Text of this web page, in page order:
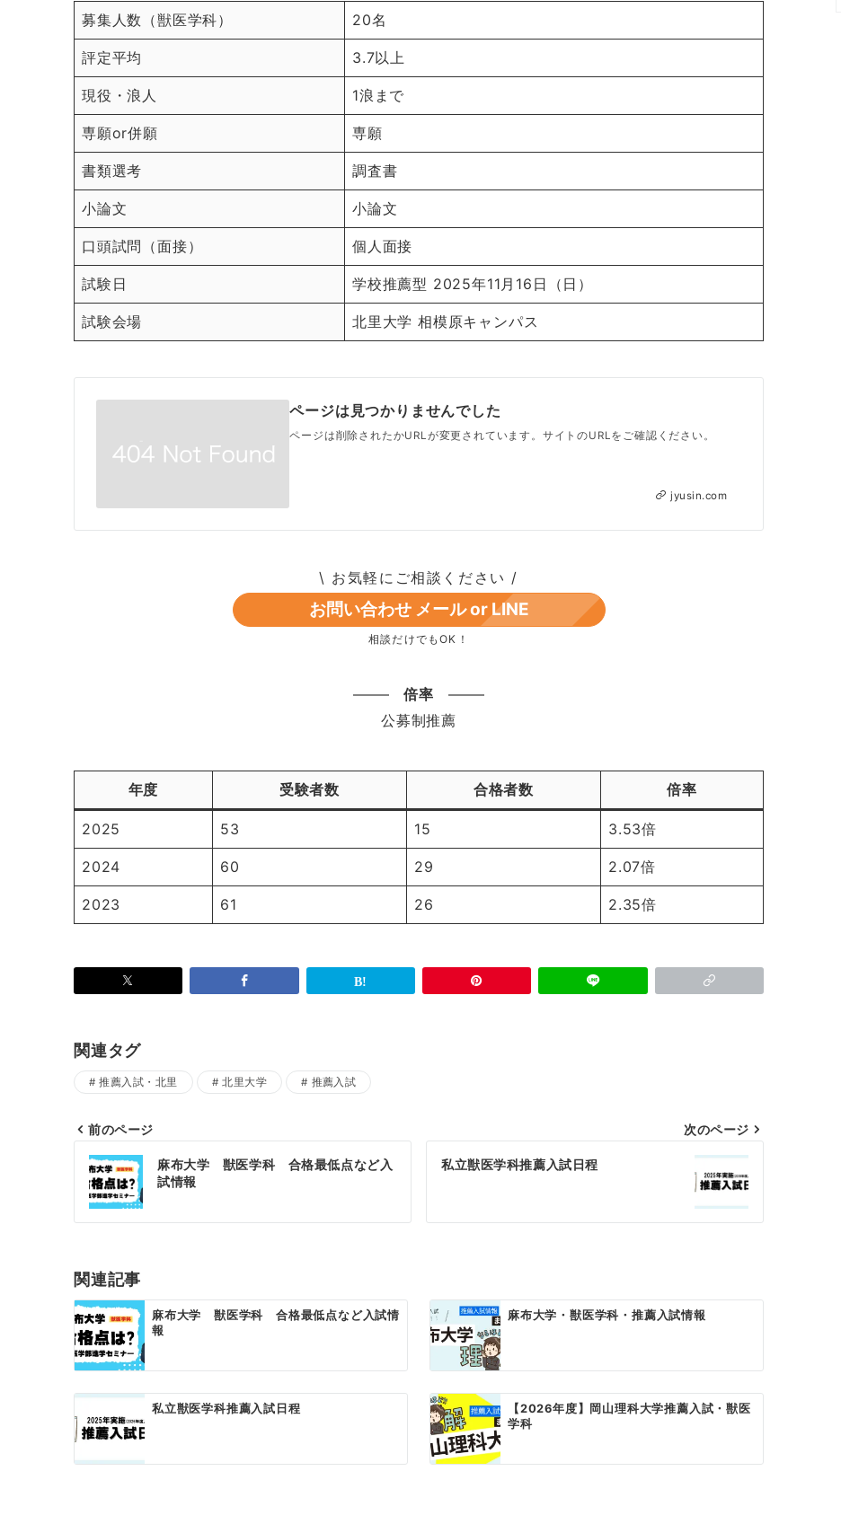
募集人数（獣医学科） 20名
評定平均 3.7以上
現役・浪人 1浪まで
専願or併願 専願
書類選考 調査書
小論文 小論文
口頭試問（面接） 個人面接
試験日 学校推薦型 2025年11月16日（日）
試験会場 北里大学 相模原キャンパス
ページは見つかりませんでした
ページは削除されたかURLが変更されています。サイトのURLをご確認ください。
jyusin.com
\ お気軽にご相談ください /
お問い合わせ メール or LINE
相談だけでもOK！
倍率
公募制推薦
年度 受験者数 合格者数 倍率
2025 53 15 3.53倍
2024 60 29 2.07倍
2023 61 26 2.35倍
関連タグ
推薦入試・北里 北里大学 推薦入試
投
稿
ナ
ゲ
ー
シ
ョ
ン
前のページ
麻布大学 獣医学科 合格最低点など入
試情報
次のページ
私立獣医学科推薦入試日程
関連記事
麻布大学 獣医学科 合格最低点など入試情
報
麻布大学・獣医学科・推薦入試情報
私立獣医学科推薦入試日程
【2026年度】岡山理科大学推薦入試・獣医
学科